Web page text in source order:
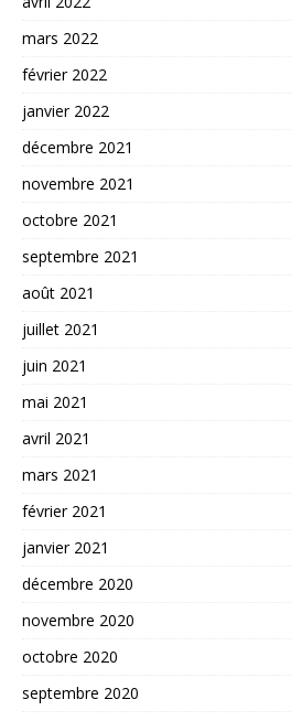
mars 2022
février 2022
janvier 2022
décembre 2021
novembre 2021
octobre 2021
septembre 2021
août 2021
juillet 2021
juin 2021
mai 2021
avril 2021
mars 2021
février 2021
janvier 2021
décembre 2020
novembre 2020
octobre 2020
septembre 2020